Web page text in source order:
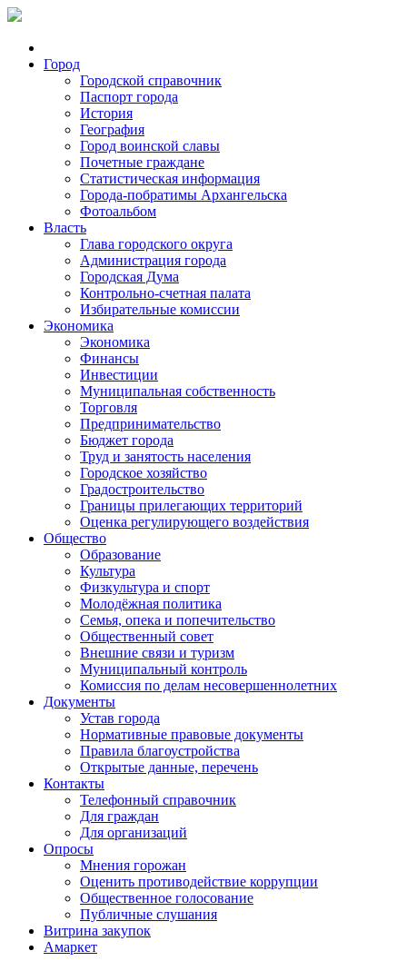
Город
Городской справочник
Паспорт города
История
География
Город воинской славы
Почетные граждане
Статистическая информация
Города-побратимы Архангельска
Фотоальбом
Власть
Глава городского округа
Администрация города
Городская Дума
Контрольно-счетная палата
Избирательные комиссии
Экономика
Экономика
Финансы
Инвестиции
Муниципальная собственность
Торговля
Предпринимательство
Бюджет города
Труд и занятость населения
Городское хозяйство
Градостроительство
Границы прилегающих территорий
Оценка регулирующего воздействия
Общество
Образование
Культура
Физкультура и спорт
Молодёжная политика
Семья, опека и попечительство
Общественный совет
Внешние связи и туризм
Муниципальный контроль
Комиссия по делам несовершеннолетних
Документы
Устав города
Нормативные правовые документы
Правила благоустройства
Открытые данные, перечень
Контакты
Телефонный справочник
Для граждан
Для организаций
Опросы
Мнения горожан
Оценить противодействие коррупции
Общественное голосование
Публичные слушания
Витрина закупок
Амаркет